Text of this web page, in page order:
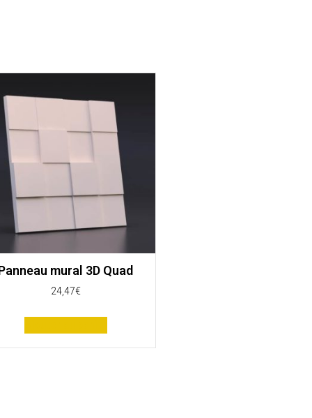
mural 3D Quad
24,47€